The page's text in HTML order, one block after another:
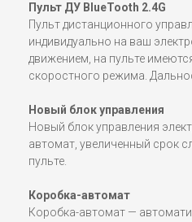
Пульт ДУ BlueTooth 2.4G
Пульт дистанционного
индивидуально на ваш
движением, на пульте
скоростного режима.
Новый блок управления
Новый блок управления
автомат, увеличенный срок
пульте.
Коробка-автомат
Коробка-автомат —